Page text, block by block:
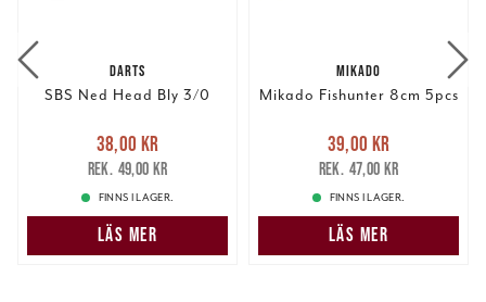
DARTS
SBS Ned Head Bly 3/0
Nuvarande pris
38,00 krTidigare pris
49,00 kr
38,00 kr
49,00 kr
FINNS I LAGER.
LÄS MER
MIKADO
Mikado Fishunter 8cm 5pcs
Nuvarande pris
39,00 krTidigare pris
47,00 kr
39,00 kr
47,00 kr
FINNS I LAGER.
LÄS MER